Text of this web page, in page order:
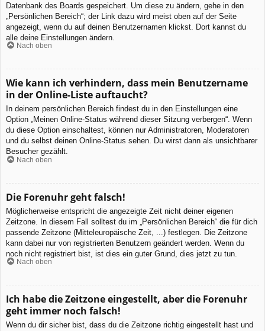
Datenbank des Boards gespeichert. Um diese zu ändern, gehe in den
„Persönlichen Bereich“; der Link dazu wird meist oben auf der Seite
angezeigt, wenn du auf deinen Benutzernamen klickst. Dort kannst du
alle deine Einstellungen ändern.
Nach oben
Wie kann ich verhindern, dass mein Benutzername
in der Online-Liste auftaucht?
In deinem persönlichen Bereich findest du in den Einstellungen eine
Option „Meinen Online-Status während dieser Sitzung verbergen“. Wenn
du diese Option einschaltest, können nur Administratoren, Moderatoren
und du selbst deinen Online-Status sehen. Du wirst dann als unsichtbarer
Besucher gezählt.
Nach oben
Die Forenuhr geht falsch!
Möglicherweise entspricht die angezeigte Zeit nicht deiner eigenen
Zeitzone. In diesem Fall solltest du im „Persönlichen Bereich“ die für dich
passende Zeitzone (Mitteleuropäische Zeit, ...) festlegen. Die Zeitzone
kann dabei nur von registrierten Benutzern geändert werden. Wenn du
noch nicht registriert bist, ist dies ein guter Grund, dies jetzt zu tun.
Nach oben
Ich habe die Zeitzone eingestellt, aber die Forenuhr
geht immer noch falsch!
Wenn du dir sicher bist, dass du die Zeitzone richtig eingestellt hast und